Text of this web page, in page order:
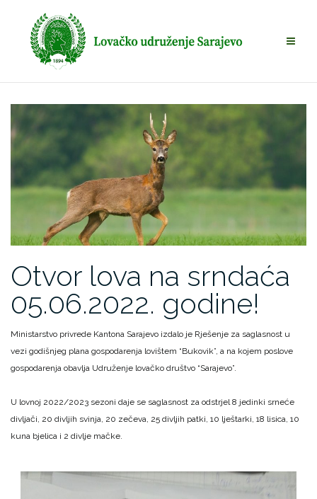
content
Otvor lova na srndaća
05.06.2022. godine!
Ministarstvo privrede Kantona Sarajevo izdalo je Rješenje za saglasnost u
vezi godišnjeg plana gospodarenja lovištem “Bukovik”, a na kojem poslove
gospodarenja obavlja Udruženje lovačko društvo “Sarajevo”.
U lovnoj 2022/2023 sezoni daje se saglasnost za odstrjel 8 jedinki srneće
divljači, 20 divljih svinja, 20 zečeva, 25 divljih patki, 10 lještarki, 18 lisica, 10
kuna bjelica i 2 divlje mačke.